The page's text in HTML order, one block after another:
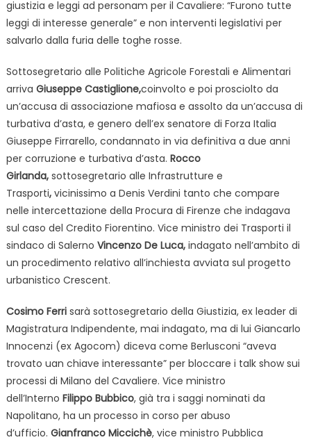
giustizia e leggi ad personam per il Cavaliere: “Furono tutte
leggi di interesse generale” e non interventi legislativi per
salvarlo dalla furia delle toghe rosse.
Sottosegretario alle Politiche Agricole Forestali e Alimentari
arriva Giuseppe Castiglione,coinvolto e poi prosciolto da
un’accusa di associazione mafiosa e assolto da un’accusa di
turbativa d’asta, e genero dell’ex senatore di Forza Italia
Giuseppe Firrarello, condannato in via definitiva a due anni
per corruzione e turbativa d’asta. Rocco
Girlanda, sottosegretario alle Infrastrutture e
Trasporti, vicinissimo a Denis Verdini tanto che compare
nelle intercettazione della Procura di Firenze che indagava
sul caso del Credito Fiorentino. Vice ministro dei Trasporti il
sindaco di Salerno Vincenzo De Luca, indagato nell’ambito di
un procedimento relativo all’inchiesta avviata sul progetto
urbanistico Crescent.
Cosimo Ferrisarà sottosegretario della Giustizia, ex leader di
Magistratura Indipendente, mai indagato, ma di lui Giancarlo
Innocenzi (ex Agocom) diceva come Berlusconi “aveva
trovato uan chiave interessante” per bloccare i talk show sui
processi di Milano del Cavaliere. Vice ministro
dell’Interno Filippo Bubbico, già tra i saggi nominati da
Napolitano, ha un processo in corso per abuso
d’ufficio. Gianfranco Miccichè, vice ministro Pubblica